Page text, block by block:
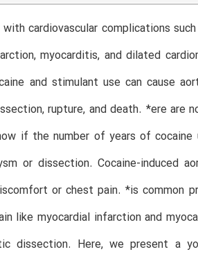
cardiovascular complications
myocarditis, and dilated
and stimulant use can cause
rupture, and death. *ere are
if the number of years of
or dissection. Cocaine-induced
or chest pain. *is common
like myocardial infarction and
dissection. Here, we present a